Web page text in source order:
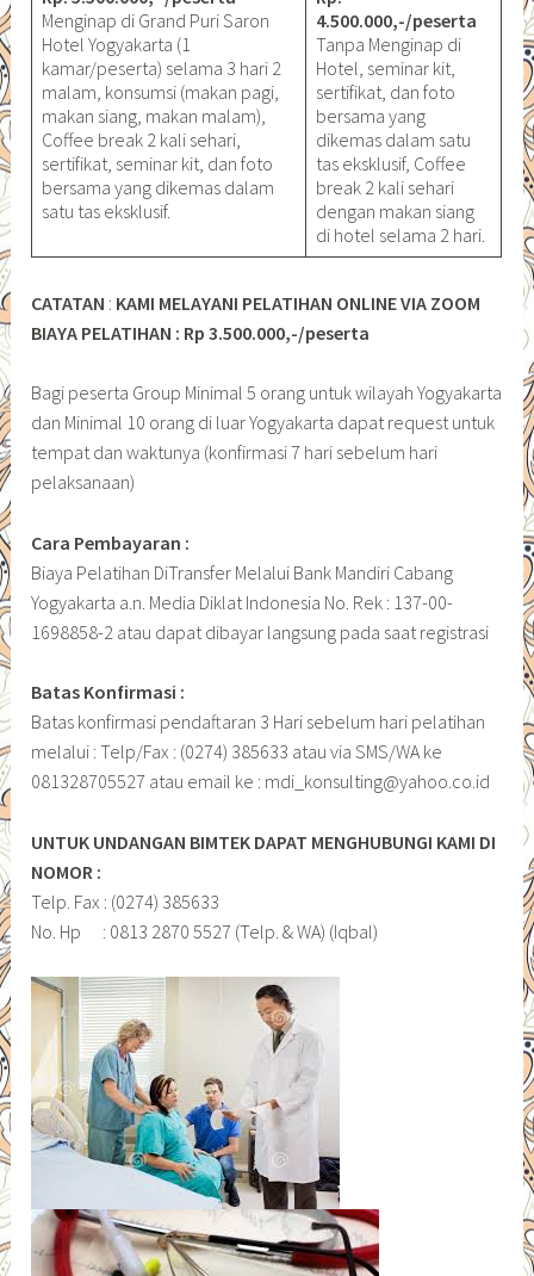
Menginap di Grand Puri Saron
Hotel Yogyakarta (1
kamar/peserta) selama 3 hari 2
malam, konsumsi (makan pagi,
makan siang, makan malam),
Coffee break 2 kali sehari,
sertifikat, seminar kit, dan foto
bersama yang dikemas dalam
satu tas eksklusif.
4.500.000,-/peserta
Tanpa Menginap di
Hotel, seminar kit,
sertifikat, dan foto
bersama yang
dikemas dalam satu
tas eksklusif, Coffee
break 2 kali sehari
dengan makan siang
di hotel selama 2 hari.
CATATAN : KAMI MELAYANI PELATIHAN ONLINE VIA ZOOM
BIAYA PELATIHAN : Rp 3.500.000,-/peserta
Bagi peserta Group Minimal 5 orang untuk wilayah Yogyakarta
dan Minimal 10 orang di luar Yogyakarta dapat request untuk
tempat dan waktunya (konfirmasi 7 hari sebelum hari
pelaksanaan)
Cara Pembayaran :
Biaya Pelatihan DiTransfer Melalui Bank Mandiri Cabang
Yogyakarta a.n. Media Diklat Indonesia No. Rek : 137-00-
1698858-2 atau dapat dibayar langsung pada saat registrasi
Batas Konfirmasi :
Batas konfirmasi pendaftaran 3 Hari sebelum hari pelatihan
melalui : Telp/Fax : (0274) 385633 atau via SMS/WA ke
081328705527 atau email ke : mdi_konsulting@yahoo.co.id
UNTUK UNDANGAN BIMTEK DAPAT MENGHUBUNGI KAMI DI
NOMOR :
Telp. Fax : (0274) 385633
No. Hp : 0813 2870 5527 (Telp. & WA) (Iqbal)